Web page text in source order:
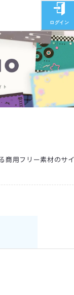
ログイン
商用フリー素材のサ